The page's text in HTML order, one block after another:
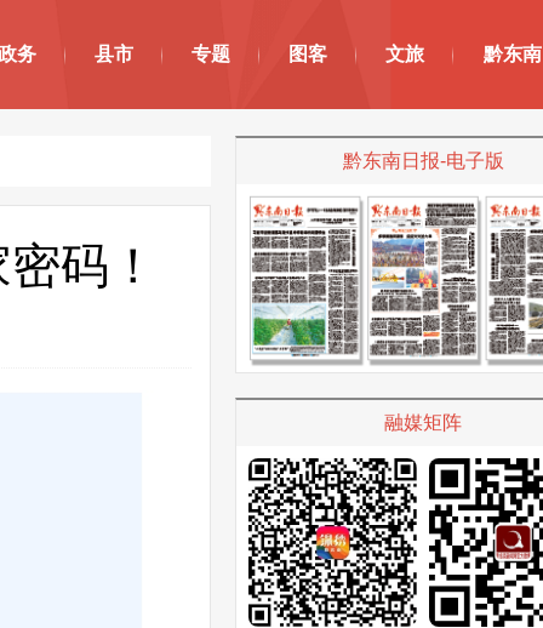
务 县市 专题 图客 文旅 黔东
码！
黔东南日报-电子版
融媒矩阵